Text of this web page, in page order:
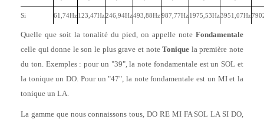
Si 61,74Hz123,47Hz246,94Hz493,88Hz987,77Hz1975,53Hz3951,07Hz
Quelle que soit la tonalité du pied, on appelle note Fondamentale
celle qui donne le son le plus grave et noteTonique la première note
du ton. Exemples : pour un "39", la note fondamentale est un SOL et
la tonique un DO. Pour un "47", la note fondamentale est un MI et la
tonique un LA.
La gamme que nous connaissons tous, DO RE MI FA SOL LA SI DO,